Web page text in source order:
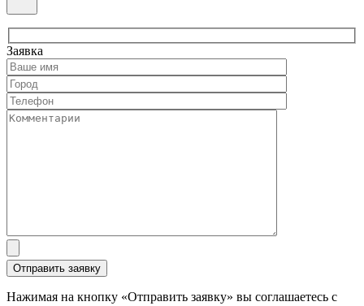
Заявка
Нажимая на кнопку «Отправить заявку» вы соглашаетесь с